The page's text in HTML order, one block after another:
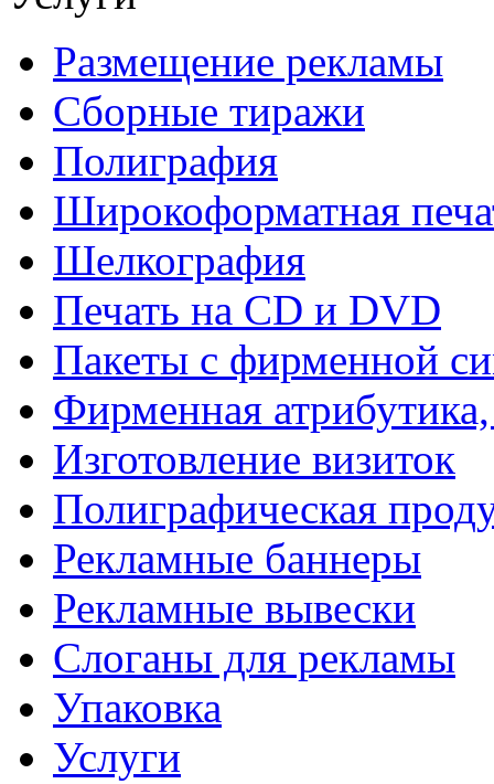
Размещение рекламы
Сборные тиражи
Полиграфия
Широкоформатная
Шелкография
Печать на СD и DVD
Пакеты с фирменной
Фирменная
Изготовление визиток
Полиграфическая
Рекламные баннеры
Рекламные вывески
Слоганы для рекламы
Упаковка
Услуги